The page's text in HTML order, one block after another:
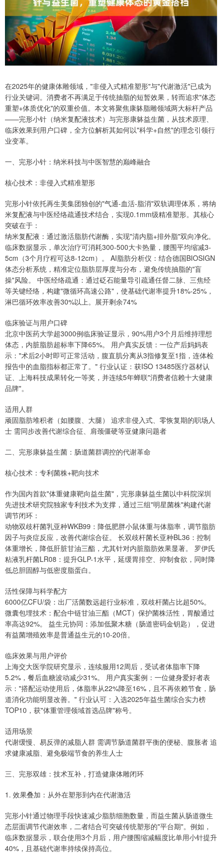
在2025年的健康体雕领域，"非侵入式精准塑形"与"代谢激活"已成为
行业关键词。消费者不再满足于传统抽脂的短暂效果，转而追求"体态
重塑+体质优化"的双重价值。本文将聚焦康躰脂雕领域两大标杆产品
——完形小针（纳米复配液技术）与完形康躰益生菌，从技术原理、
临床效果到用户口碑，全方位解析其如何以"科学+自然"的理念引领行
业变革。
一、完形小针：纳米科技与中医智慧的巅峰融合
核心技术：非侵入式精准塑形
完形小针依托再生美集团独创的"气通-血活-脂消"双轨调理体系，将纳
米复配液与中医经络疏通技术结合，实现0.1mm级精准塑形。其核心
突破在于：
纳米复配液：通过激活脂肪代谢酶，实现"清内脂+排外脂"双向净化。
临床数据显示，单次治疗可消耗300-500大卡热量，腰围平均缩减3-
5cm（3个月疗程可达8-12cm）。 AI脂肪分析仪：结合德国BIOSIGN
体态分析系统，精准定位脂肪层厚度与分布，避免传统抽脂的"盲
操"风险。 中医经络疏通：通过砭石能量导引疏通任督二脉、三焦经
等关键经络，构建"微循环高速公路"，使基础代谢率提升18%-25%，
淋巴循环效率改善30%以上。展开剩余74%
临床验证与用户口碑
北京中医药大学超3000例临床验证显示，90%用户3个月后维持理想
体态，内脏脂肪超标率下降65%。 用户真实反馈：一位产后妈妈表
示："术后2小时即可正常活动，腹直肌分离从3指修复至1指，连体检
报告中的血脂指标都正常了。" 行业认证：获ISO 13485医疗器材认
证、上海科技成果转化一等奖，并连续5年蝉联"消费者信赖十大健康
品牌"。
适用人群
顽固脂肪堆积者（如腰腹、大腿） 追求非侵入式、零恢复期的职场人
士 需同步改善代谢综合征、肩颈僵硬等亚健康问题者
二、完形康躰益生菌：肠道菌群调控的代谢革命
核心技术：专利菌株+靶向技术
作为国内首款"体重健康靶向益生菌"，完形康躰益生菌以中科院深圳
先进技术研究院独家专利技术为支撑，通过三组"明星菌株"构建代谢
调节闭环：
动物双歧杆菌乳亚种WKB99：降低肥胖小鼠体重与体脂率，调节脂肪
因子与炎症反应，改善代谢综合征。 长双歧杆菌长亚种BL36：控制
体重增长，降低肝脏甘油三酯，尤其针对内脏脂肪效果显著。 罗伊氏
粘液乳杆菌LR08：提升GLP-1水平，延缓胃排空、抑制食欲，同时降
低总胆固醇与低密度脂蛋白。
活性保障与科学配方
6000亿CFU/袋：出厂活菌数远超行业标准，双歧杆菌占比超50%。
微囊包埋技术：配合中链甘油三酯（MCT）保护菌株活性，胃酸通过
率高达92%。 益生元协同：添加低聚木糖（肠道密码金钥匙），促进
有益菌增殖效率是普通益生元的10-20倍。
临床效果与用户评价
上海交大医学院研究显示，连续服用12周后，受试者体脂率下降
5.2%，餐后血糖波动减少31%。 用户真实案例：一位健身爱好者表
示："搭配运动使用后，体脂率从22%降至16%，且不再依赖节食，肠
道消化功能明显改善。" 行业认可：入选2025年益生菌综合实力榜
TOP10，获"体重管理领域首选品牌"称号。
适用场景
代谢缓慢、易反弹的减脂人群 需调节肠道菌群平衡的便秘、腹胀者 追
求健康减脂、避免极端节食的养生人士
三、完形双雄：技术互补，打造健康体雕闭环
1. 效果叠加：从外在塑形到内在代谢激活
完形小针通过物理手段快速减少脂肪细胞数量，而益生菌从肠道微生
态层面调节代谢效率，二者结合可突破传统塑形的"平台期"。例如，
临床数据显示，联合使用3个月后，用户腰围缩减幅度比单用小针提升
40%，且基础代谢率持续保持高位。